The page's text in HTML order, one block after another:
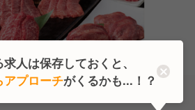
人は保存しておくと、
アプローチがくるかも...！？